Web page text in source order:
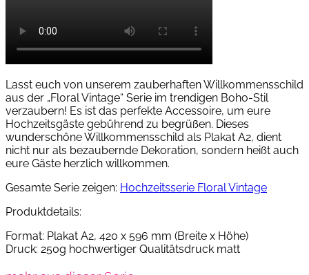
Lasst euch von unserem zauberhaften Willkommensschild
aus der „Floral Vintage“ Serie im trendigen Boho-Stil
verzaubern! Es ist das perfekte Accessoire, um eure
Hochzeitsgäste gebührend zu begrüßen. Dieses
wunderschöne Willkommensschild als Plakat A2, dient
nicht nur als bezaubernde Dekoration, sondern heißt auch
eure Gäste herzlich willkommen.
Gesamte Serie zeigen: Hochzeitsserie Floral Vintage
Produktdetails:
Format: Plakat A2, 420 x 596 mm (Breite x Höhe)
Druck: 250g hochwertiger Qualitätsdruck matt